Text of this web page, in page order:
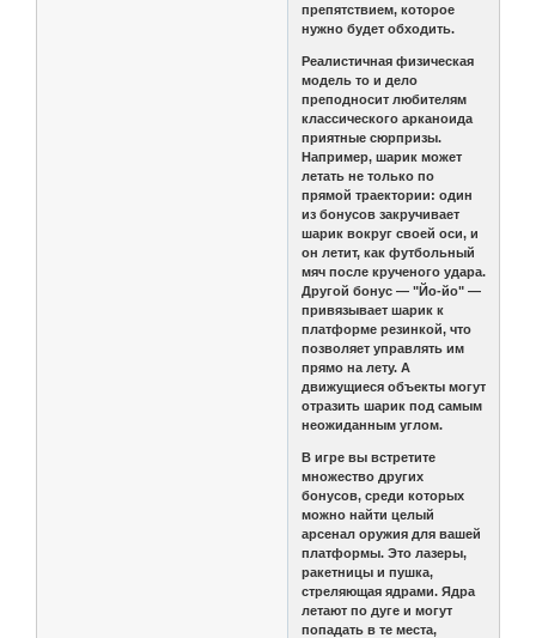
препятствием, которое
нужно будет обходить.
Реалистичная физическая
модель то и дело
преподносит любителям
классического арканоида
приятные сюрпризы.
Например, шарик может
летать не только по
прямой траектории: один
из бонусов закручивает
шарик вокруг своей оси, и
он летит, как футбольный
мяч после крученого удара.
Другой бонус — "Йо-йо" —
привязывает шарик к
платформе резинкой, что
позволяет управлять им
прямо на лету. А
движущиеся объекты могут
отразить шарик под самым
неожиданным углом.
В игре вы встретите
множество других
бонусов, среди которых
можно найти целый
арсенал оружия для вашей
платформы. Это лазеры,
ракетницы и пушка,
стреляющая ядрами. Ядра
летают по дуге и могут
попадать в те места,